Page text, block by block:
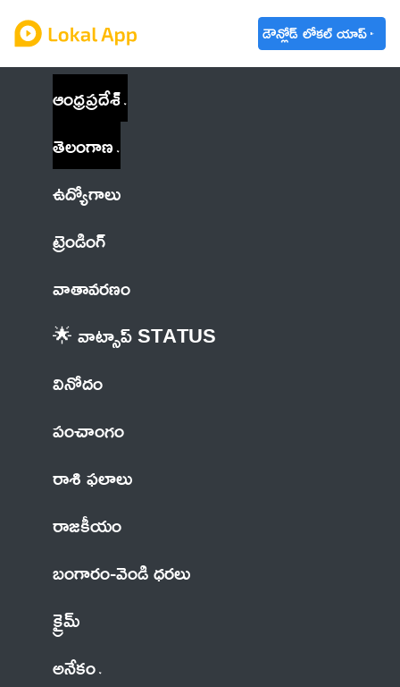
డౌన్లోడ్ లోకల్ యాప్
ఆంధ్రప్రదేశ్
తెలంగాణ
ఉద్యోగాలు
ట్రెండింగ్
వాతావరణం
🌟 వాట్సాప్ STATUS
వినోదం
పంచాంగం
రాశి ఫలాలు
రాజకీయం
బంగారం-వెండి ధరలు
క్రైమ్
అనేకం